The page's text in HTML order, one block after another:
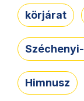
körjárat
Himnusz